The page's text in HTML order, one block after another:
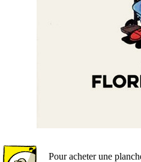
Pour acheter une